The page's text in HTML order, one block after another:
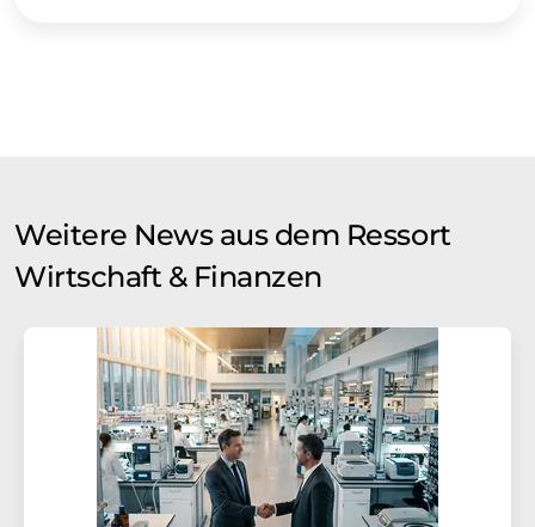
Weitere News aus dem Ressort
Wirtschaft & Finanzen